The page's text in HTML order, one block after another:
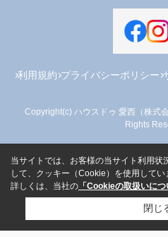
利用規約 プライバシーポリシー
Copyright(c) ハウスドゥ 愛西（株式
Rights
当サイトでは、お客様の当サイト利用状
して、クッキー（Cookie）を使用してい
詳しくは、当社の 「Cookieの取扱いにつ
閉じ